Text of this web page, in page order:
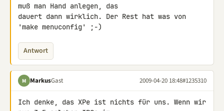
muß man Hand anlegen, das
dauert dann wirklich. Der Rest hat was von
'make menuconfig' ;-)
Antwort
M MarkusGast 2009-04-20 18:48#1235310
Ich denke, das XPe ist nichts für uns. Wenn wir